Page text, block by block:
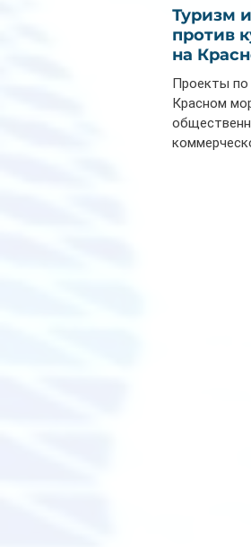
Туризм
против
на
Проекты по
Красном